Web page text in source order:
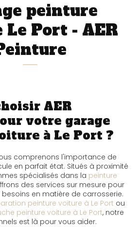
peinture
Port - AER
AER
votre garage
à Le Port ?
comprenons l'importance de
en parfait état. Situés à proximité
spécialisés dans la peinture
des services sur mesure pour
en matière de carrosserie.
peinture voiture à Le Port ou
peinture voiture à Le Port, notre
est là pour vous aider.